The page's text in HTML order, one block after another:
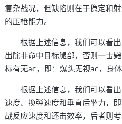
复杂战况，但缺陷则在于稳定和
的压枪能力。
根据上述信息，我们可以看
出除非命中目标腿部，否则一击
标有无ac，即：爆头无视ac，身
根据上述信息，我们可以看
速度、换弹速度和垂直后坐力，
战反应速度和还击效率，后者则